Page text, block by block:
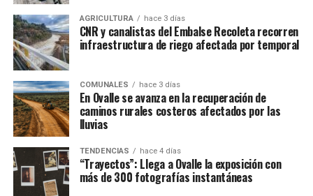
AGRICULTURA hace 3 días
CNR y canalistas del Embalse Recoleta recorren
infraestructura de riego afectada por temporal
COMUNALES hace 3 días
En Ovalle se avanza en la recuperación de
caminos rurales costeros afectados por las
lluvias
TENDENCIAS hace 4 días
“Trayectos”: Llega a Ovalle la exposición con
más de 300 fotografías instantáneas